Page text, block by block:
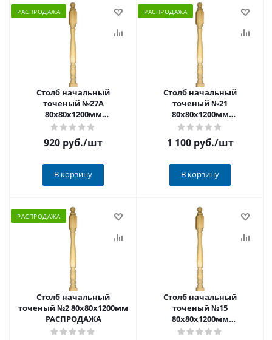
РАСПРОДАЖА
Столб начальный
точеный №27А
80х80х1200мм
РАСПРОДАЖА
920 руб./шт
В корзину
РАСПРОДАЖА
Столб начальный
точеный №21
80х80х1200мм
РАСПРОДАЖА
1 100 руб./шт
В корзину
РАСПРОДАЖА
Столб начальный
точеный №2 80х80х1200мм
РАСПРОДАЖА
Столб начальный
точеный №15
80х80х1200мм
РАСПРОДАЖА